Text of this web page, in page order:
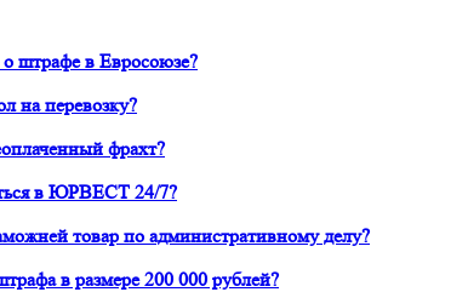
штрафе в Евросоюзе?
на перевозку?
фрахт?
в ЮРВЕСТ 24/7?
товар по административному делу?
в размере 200 000 рублей?